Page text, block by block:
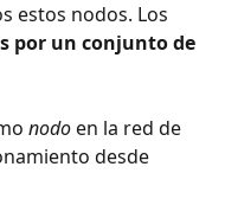
estos nodos. Los
por un conjunto de
nodo en la red de
desde